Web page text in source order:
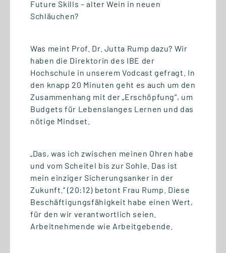
24.06.2026
#GSRNonTour: Logistik
hautnah erleben auf der
Breakbulk Europe 2026 in
Rotterdam
Future Skills – alter Wein in neuen
Schläuchen?
Was meint Prof. Dr. Jutta Rump dazu? Wir
haben die Direktorin des IBE der
Hochschule in unserem Vodcast gefragt. In
den knapp 20 Minuten geht es auch um den
Zusammenhang mit der „Erschöpfung“, um
Budgets für Lebenslanges Lernen und das
nötige Mindset.
„Das, was ich zwischen meinen Ohren habe
und vom Scheitel bis zur Sohle. Das ist
mein einziger Sicherungsanker in der
Zukunft.“ (20:12) betont Frau Rump. Diese
Beschäftigungsfähigkeit habe einen Wert,
für den wir verantwortlich seien.
Arbeitnehmende wie Arbeitgebende.